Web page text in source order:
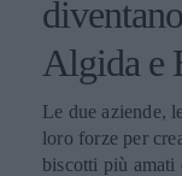
Algida e
Le due aziende,
loro forze per
biscotti più amati